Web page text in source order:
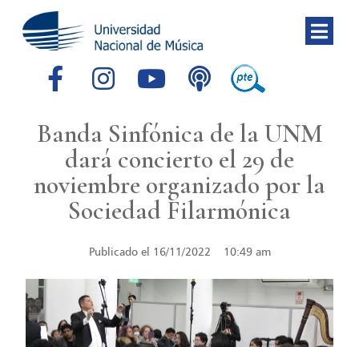
Banda Sinfónica de la UNM
dará concierto el 29 de
noviembre organizado por la
Sociedad Filarmónica
Publicado el 16/11/2022 10:49 am